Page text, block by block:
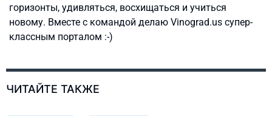
горизонты, удивляться, восхищаться и учиться
новому. Вместе с командой делаю Vinograd.us супер-
классным порталом :-)
ЧИТАЙТЕ ТАКЖЕ